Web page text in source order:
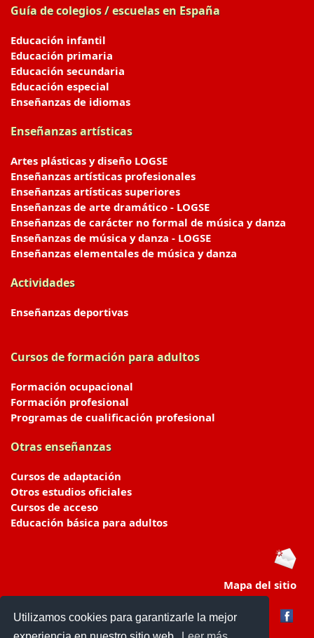
Utilizamos cookies para garantizarle la mejor
Guía de colegios / escuelas en España
Educación infantil
Educación primaria
Educación secundaria
Educación especial
Enseñanzas de idiomas
Enseñanzas artísticas
Artes plásticas y diseño LOGSE
Enseñanzas artísticas profesionales
Enseñanzas artísticas superiores
Enseñanzas de arte dramático - LOGSE
Enseñanzas de carácter no formal de música y danza
Enseñanzas de música y danza - LOGSE
Enseñanzas elementales de música y danza
Actividades
Enseñanzas deportivas
Cursos de formación para adultos
Formación ocupacional
Formación profesional
Programas de cualificación profesional
Otras enseñanzas
Cursos de adaptación
Otros estudios oficiales
Cursos de acceso
Educación básica para adultos
Mapa del sitio